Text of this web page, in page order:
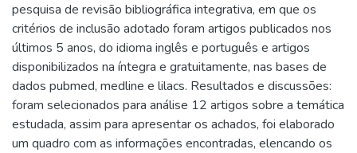
pesquisa de revisão bibliográfica integrativa, em que os
critérios de inclusão adotado foram artigos publicados nos
últimos 5 anos, do idioma inglês e português e artigos
disponibilizados na íntegra e gratuitamente, nas bases de
dados pubmed, medline e lilacs. Resultados e discussões:
foram selecionados para análise 12 artigos sobre a temática
estudada, assim para apresentar os achados, foi elaborado
um quadro com as informações encontradas, elencando os